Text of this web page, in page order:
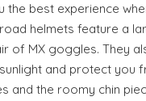
the best experience
helmets feature a
of MX goggles. They
and protect you
and the roomy chin